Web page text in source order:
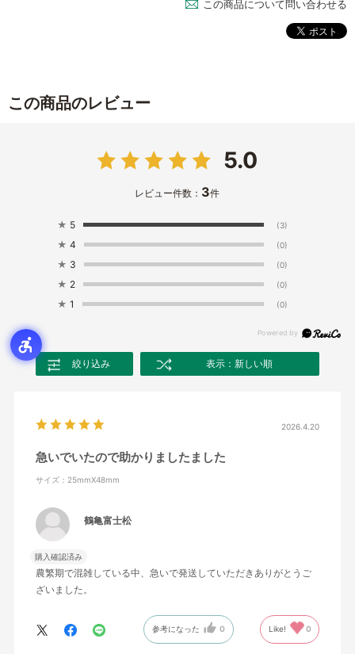
この商品について問い合わせる
この商品のレビュー
5.0
レビュー件数： 3件
★ 5 (3)
★ 4 (0)
★ 3 (0)
★ 2 (0)
★ 1 (0)
絞り込み 表示：新しい順
2026.4.20
急いでいたので助かりましたました
サイズ：25mmX48mm
鶴亀富士松
購入確認済み
農繁期で混雑している中、急いで発送していただきありがとうご
ざいました。
参考になった 0 Like! 0